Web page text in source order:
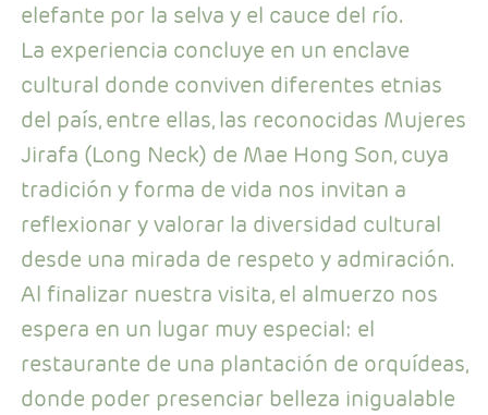
elefante por la selva y el cauce del río.
La experiencia concluye en un enclave
cultural donde conviven diferentes etnias
del país, entre ellas, las reconocidas Mujeres
Jirafa (Long Neck) de Mae Hong Son, cuya
tradición y forma de vida nos invitan a
reflexionar y valorar la diversidad cultural
desde una mirada de respeto y admiración.
Al finalizar nuestra visita, el almuerzo nos
espera en un lugar muy especial: el
restaurante de una plantación de orquídeas,
donde poder presenciar belleza inigualable